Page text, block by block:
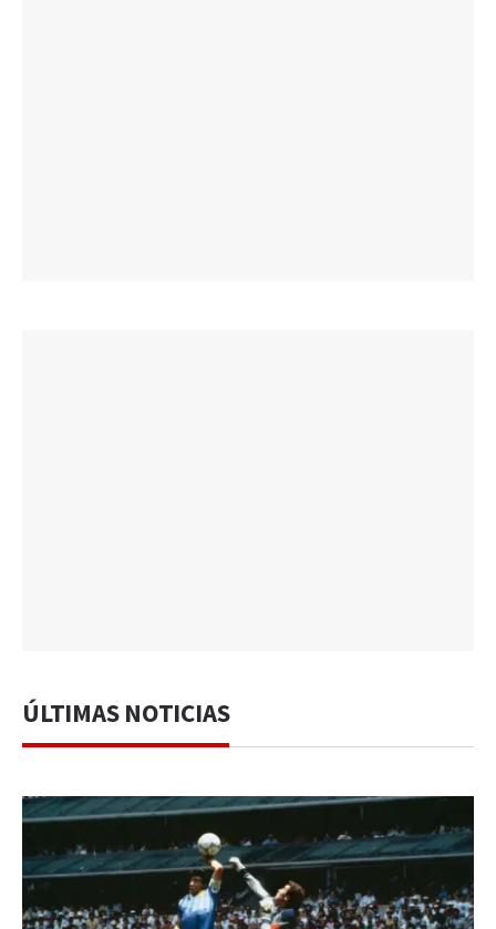
ÚLTIMAS NOTICIAS